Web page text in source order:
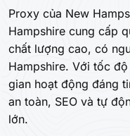
Proxy của New
Hampshire cung cấp
chất lượng cao, có
Hampshire. Với tốc
gian hoạt động đáng
an toàn, SEO và tự
lớn.